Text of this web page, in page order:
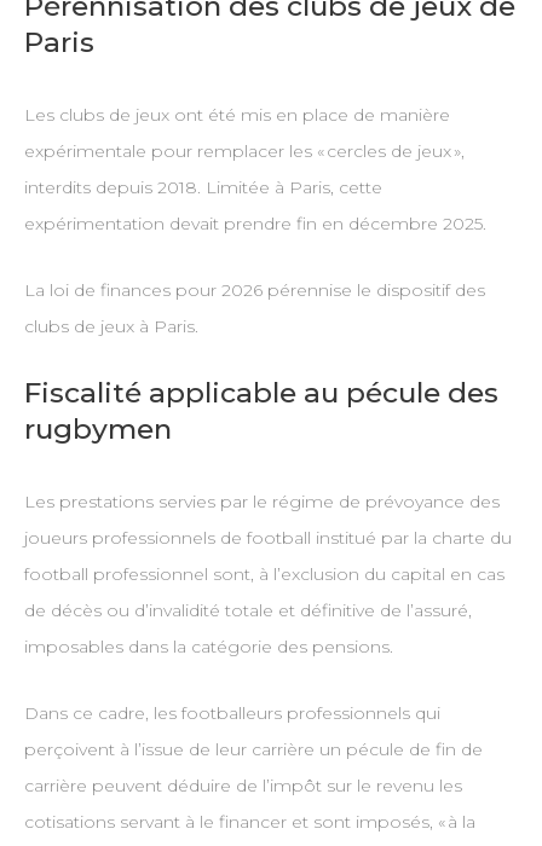
Paris
Les clubs de jeux ont été mis en place de manière
expérimentale pour remplacer les « cercles de jeux »,
interdits depuis 2018. Limitée à Paris, cette
expérimentation devait prendre fin en décembre 2025.
La loi de finances pour 2026 pérennise le dispositif des
clubs de jeux à Paris.
Fiscalité applicable au pécule des
rugbymen
Les prestations servies par le régime de prévoyance des
joueurs professionnels de football institué par la charte du
football professionnel sont, à l’exclusion du capital en cas
de décès ou d’invalidité totale et définitive de l’assuré,
imposables dans la catégorie des pensions.
Dans ce cadre, les footballeurs professionnels qui
perçoivent à l’issue de leur carrière un pécule de fin de
carrière peuvent déduire de l’impôt sur le revenu les
cotisations servant à le financer et sont imposés, « à la